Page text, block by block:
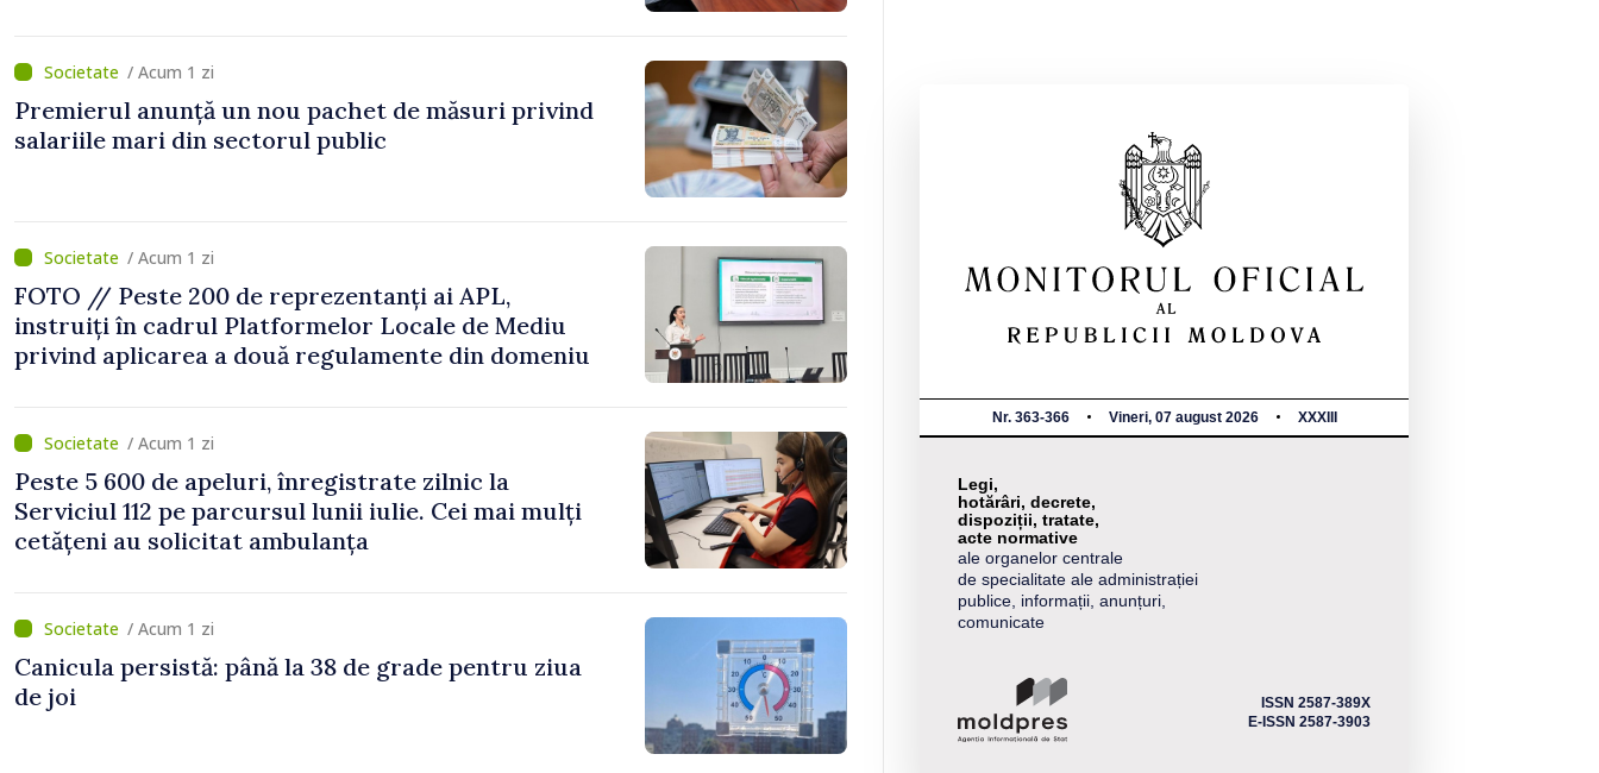
/ Acum 1 zi
Premierul anunță un nou pachet de măsuri privind
salariile mari din sectorul public
/ Acum 1 zi
FOTO // Peste 200 de reprezentanți ai APL,
instruiți în cadrul Platformelor Locale de Mediu
privind aplicarea a două regulamente din domeniu
/ Acum 1 zi
Peste 5 600 de apeluri, înregistrate zilnic la
Serviciul 112 pe parcursul lunii iulie. Cei mai mulți
cetățeni au solicitat ambulanța
/ Acum 1 zi
Canicula persistă: până la 38 de grade pentru ziua
de joi
Nr. 363-366 Vineri, 07 august 2026 XXXIII
Legi,
hotărâri, decrete,
dispoziții, tratate,
acte normative
ale organelor centrale
de specialitate ale administrației
publice, informații, anunțuri,
comunicate
ISSN 2587-389X
E-ISSN 2587-3903